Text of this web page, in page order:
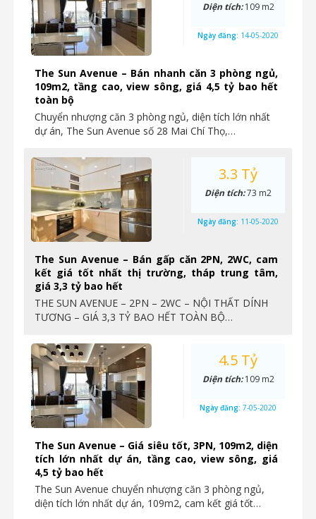
The Sun Avenue – Bán nhanh căn 3 phòng ngủ,
109m2, tầng cao, view sông, giá 4,5 tỷ bao hết
toàn bộ
Chuyển nhượng căn 3 phòng ngủ, diện tích lớn nhất
dự án, The Sun Avenue số 28 Mai Chí Thọ,…
Diện tích:109 m2
Ngày đăng: 14-05-2020
The Sun Avenue – Bán gấp căn 2PN, 2WC, cam
kết giá tốt nhất thị trường, tháp trung tâm,
giá 3,3 tỷ bao hết
THE SUN AVENUE – 2PN – 2WC – NỘI THẤT DÍNH
TƯƠNG – GIÁ 3,3 TỶ BAO HẾT TOÀN BỘ…
3.3 Tỷ
Diện tích:73 m2
Ngày đăng: 11-05-2020
The Sun Avenue – Giá siêu tốt, 3PN, 109m2, diện
tích lớn nhất dự án, tầng cao, view sông, giá
4,5 tỷ bao hết
The Sun Avenue chuyển nhượng căn 3 phòng ngủ,
diện tích lớn nhất dự án, 109m2, cam kết giá tốt…
4.5 Tỷ
Diện tích:109 m2
Ngày đăng: 7-05-2020